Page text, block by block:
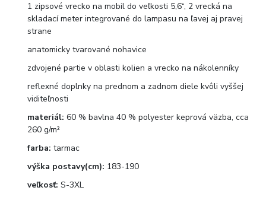
1 zipsové vrecko na mobil do veľkosti 5,6“, 2 vrecká na
skladací meter integrované do lampasu na ľavej aj pravej
strane
anatomicky tvarované nohavice
zdvojené partie v oblasti kolien a vrecko na nákolenníky
reflexné doplnky na prednom a zadnom diele kvôli vyššej
viditeľnosti
materiál: 60 % bavlna 40 % polyester keprová väzba, cca
260 g/m²
farba: tarmac
výška postavy(cm): 183-190
veľkosť: S-3XL